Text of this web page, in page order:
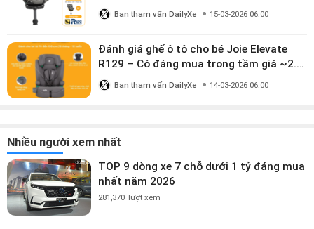
dùng đến 12 năm” có đáng giá gần 9
triệu?
Ban tham vấn DailyXe 15-03-2026 06:00
Đánh giá ghế ô tô cho bé Joie Elevate
R129 – Có đáng mua trong tầm giá ~2.8
triệu?
Ban tham vấn DailyXe 14-03-2026 06:00
Nhiều người xem nhất
TOP 9 dòng xe 7 chỗ dưới 1 tỷ đáng mua
nhất năm 2026
281,370 lượt xem